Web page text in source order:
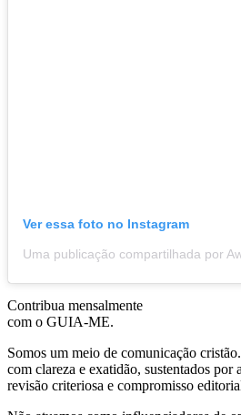
Ver essa foto no Instagram
Contribua mensalmente
com o GUIA-ME.
Somos um meio de comunicação
com clareza e exatidão, sustentados por
revisão criteriosa e compromisso